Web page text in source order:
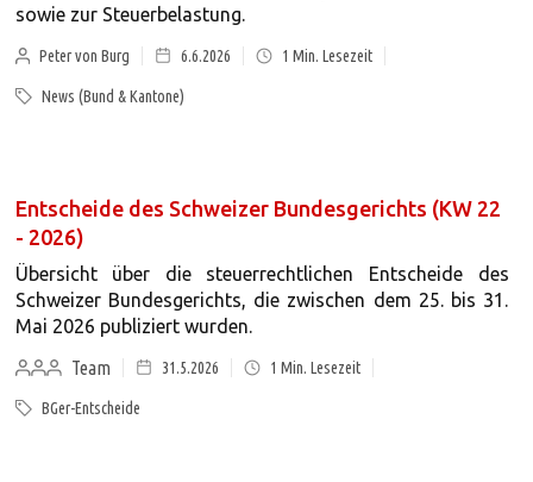
sowie zur Steuerbelastung.
Peter von Burg 6.6.2026 1 Min. Lesezeit
News (Bund & Kantone)
Entscheide des Schweizer Bundesgerichts (KW 22
- 2026)
Übersicht über die steuerrechtlichen Entscheide des
Schweizer Bundesgerichts, die zwischen dem 25. bis 31.
Mai 2026 publiziert wurden.
Team
31.5.2026 1 Min. Lesezeit
BGer-Entscheide